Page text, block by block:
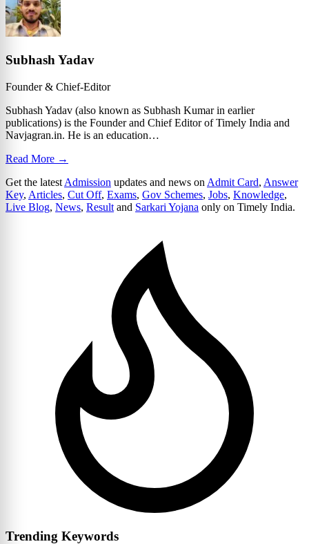
Subhash Yadav
Founder & Chief-Editor
Subhash Yadav (also known as Subhash Kumar in earlier
publications) is the Founder and Chief Editor of Timely India and
Navjagran.in. He is an education…
Read More →
Get the latest Admission updates and news on Admit Card, Answer
Key, Articles, Cut Off, Exams, Gov Schemes, Jobs, Knowledge,
Live Blog, News, Result and Sarkari Yojana only on Timely India.
Trending Keywords